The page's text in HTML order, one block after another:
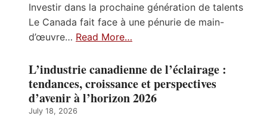
Investir dans la prochaine génération de talents
Le Canada fait face à une pénurie de main-
d’œuvre… Read More…
L’industrie canadienne de l’éclairage :
tendances, croissance et perspectives
d’avenir à l’horizon 2026
July 18, 2026